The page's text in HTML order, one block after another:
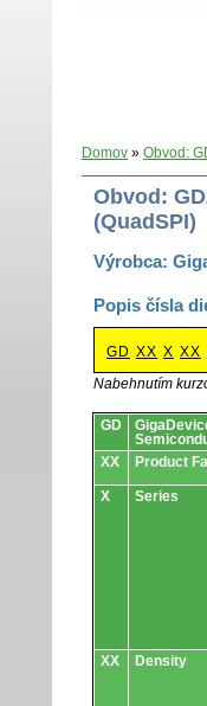
Domov » Obvod:
Obvod:
(QuadSPI)
Výrobca:
Popis čísla
GD XX X XX
Nabehnutím
Obvody.
GD
XX
Product
X Series
XX Density